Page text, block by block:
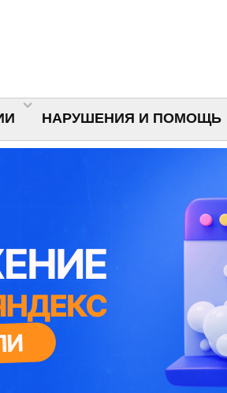
НАРУШЕНИЯ И ПОМОЩЬ